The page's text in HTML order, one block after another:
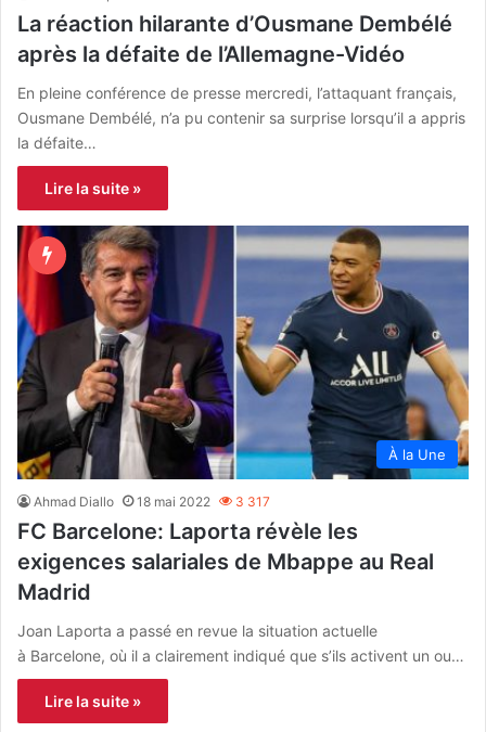
La réaction hilarante d’Ousmane Dembélé
après la défaite de l’Allemagne-Vidéo
En pleine conférence de presse mercredi, l’attaquant français,
Ousmane Dembélé, n’a pu contenir sa surprise lorsqu’il a appris
la défaite…
Lire la suite »
À la Une
Ahmad Diallo 18 mai 2022 3 317
FC Barcelone: Laporta révèle les
exigences salariales de Mbappe au Real
Madrid
Joan Laporta a passé en revue la situation actuelle
à Barcelone, où il a clairement indiqué que s’ils activent un ou…
Lire la suite »